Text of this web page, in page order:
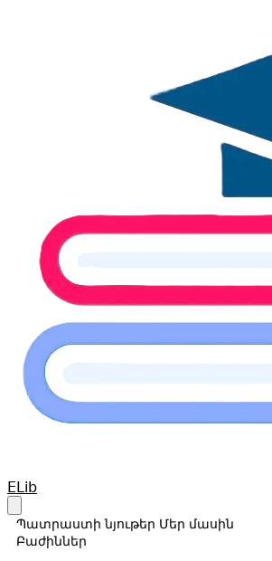
Your Company
ELib
Պատրաստի նյութեր Մեր մասին
Բաժիններ